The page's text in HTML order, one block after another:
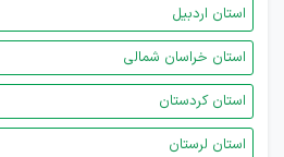
استان اردبیل
استان خراسان شمالی
استان کردستان
استان لرستان